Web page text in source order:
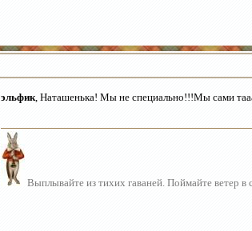
эльфик, Наташенька! Мы не специально!!!Мы сами
Выплывайте из тихих гаваней. Поймайте ветер